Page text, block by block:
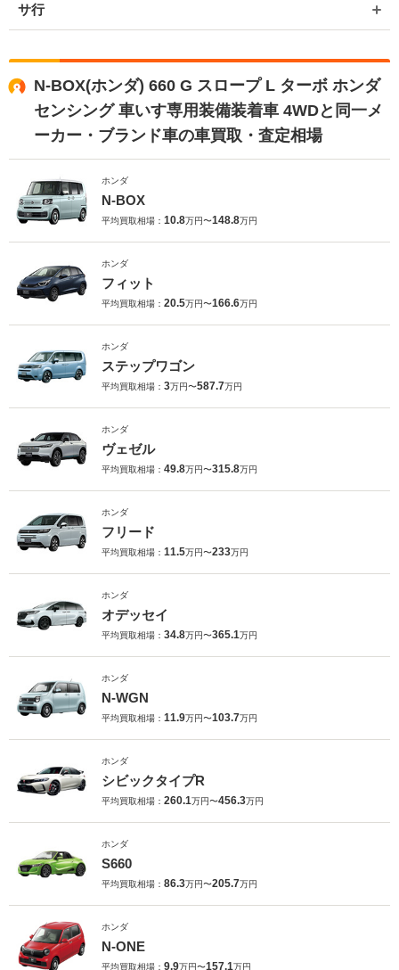
サ行
N-BOX(ホンダ) 660 G スロープ L ターボ ホンダ
センシング 車いす専用装備装着車 4WDと同一メ
ーカー・ブランド車の車買取・査定相場
ホンダ
N-BOX
平均買取相場： 10.8万円〜148.8万円
ホンダ
フィット
平均買取相場： 20.5万円〜166.6万円
ホンダ
ステップワゴン
平均買取相場： 3万円〜587.7万円
ホンダ
ヴェゼル
平均買取相場： 49.8万円〜315.8万円
ホンダ
フリード
平均買取相場： 11.5万円〜233万円
ホンダ
オデッセイ
平均買取相場： 34.8万円〜365.1万円
ホンダ
N-WGN
平均買取相場： 11.9万円〜103.7万円
ホンダ
シビックタイプR
平均買取相場： 260.1万円〜456.3万円
ホンダ
S660
平均買取相場： 86.3万円〜205.7万円
ホンダ
N-ONE
平均買取相場： 9.9万円〜157.1万円